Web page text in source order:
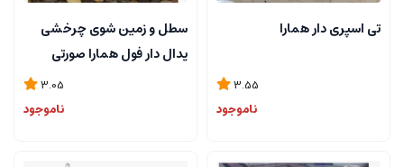
تی اسپری دار همارا
3.55
ناموجود
سطل و زمین شوی چرخشی
پدال دار فول همارا صورتی
3.05
ناموجود